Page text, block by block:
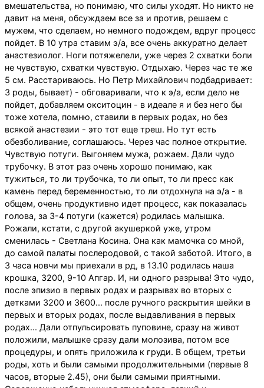
вмешательства, но понимаю, что силы уходят. Но никто не
давит на меня, обсуждаем все за и против, решаем с
мужем, что сделаем, но немного подождем, вдруг процесс
пойдет. В 10 утра ставим э/а, все очень аккуратно делает
анастезиолог. Ноги потяжелели, уже через 2 схватки боли
не чувствую, схватки чувствую. Отдыхаю. Через час те же
5 см. Расстариваюсь. Но Петр Михайлович подбадривает:
3 роды, бывает) - обговаривали, что к э/а, если дело не
пойдет, добавляем окситоцин - в идеале я и без него бы
тоже хотела, помню, ставили в первых родах, но без
всякой анастезии - это тот еще треш. Но тут есть
обезболивание, соглашаюсь. Через час полное открытие.
Чувствую потуги. Выгоняем мужа, рожаем. Дали чудо
трубочку. В этот раз очень хорошо понимаю, как
тужиться, то ли трубочка, то ли опыт, то ли пресс как
камень перед беременностью, то ли отдохнула на э/а - в
общем, очень продуктивно идет процесс, как показалась
голова, за 3-4 потуги (кажется) родилась малышка.
Рожали, кстати, с другой акушеркой уже, утром
сменилась - Светлана Косина. Она как мамочка со мной,
до самой палаты послеродовой, с такой заботой. Итого, в
3 часа новчи мы приехали в рд, в 13.10 родилась наша
крошка, 3200, 9-10 Апгар. И, ни одного разрыва! Это чудо,
после эпизио в первых родах и разрывах во вторых с
детками 3200 и 3600... после ручного раскрытия шейки в
первых и вторых родах, после выдавливания в первых
родах... Дали отпульсировать пуповине, сразу на живот
положили, малышке сразу дали молозива, потом все
процедуры, и опять приложила к груди. В общем, третьи
роды, хоть и были самыми продолжительными (первые 8
часов, вторые 2.45), они были самыми приятными.